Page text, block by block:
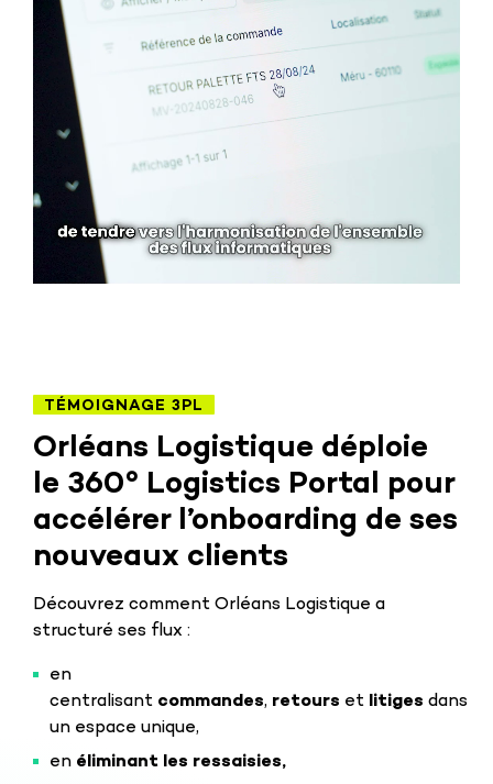
TÉMOIGNAGE 3PL
Orléans Logistique déploie
le 360° Logistics Portal pour
accélérer l’onboarding de ses
nouveaux clients
Découvrez comment Orléans Logistique a
structuré ses flux :
en
centralisant commandes, retours et litiges dans
un espace unique,
en éliminant les ressaisies,